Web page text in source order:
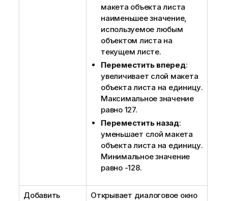
макета объекта листа
наименьшее значение,
используемое любым
объектом листа на
текущем листе.
Переместить вперед:
увеличивает слой макета
объекта листа на единицу.
Максимальное значение
равно 127.
Переместить назад:
уменьшает слой макета
объекта листа на единицу.
Минимальное значение
равно -128.
Добавить
Открывает диалоговое окно